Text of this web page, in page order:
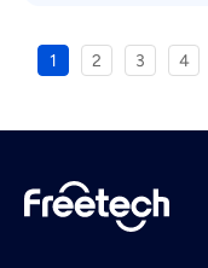
1 2 3 4